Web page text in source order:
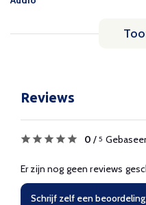
Reviews
0 / 5
Er zijn nog geen reviews
Schrijf zelf een beoordeling